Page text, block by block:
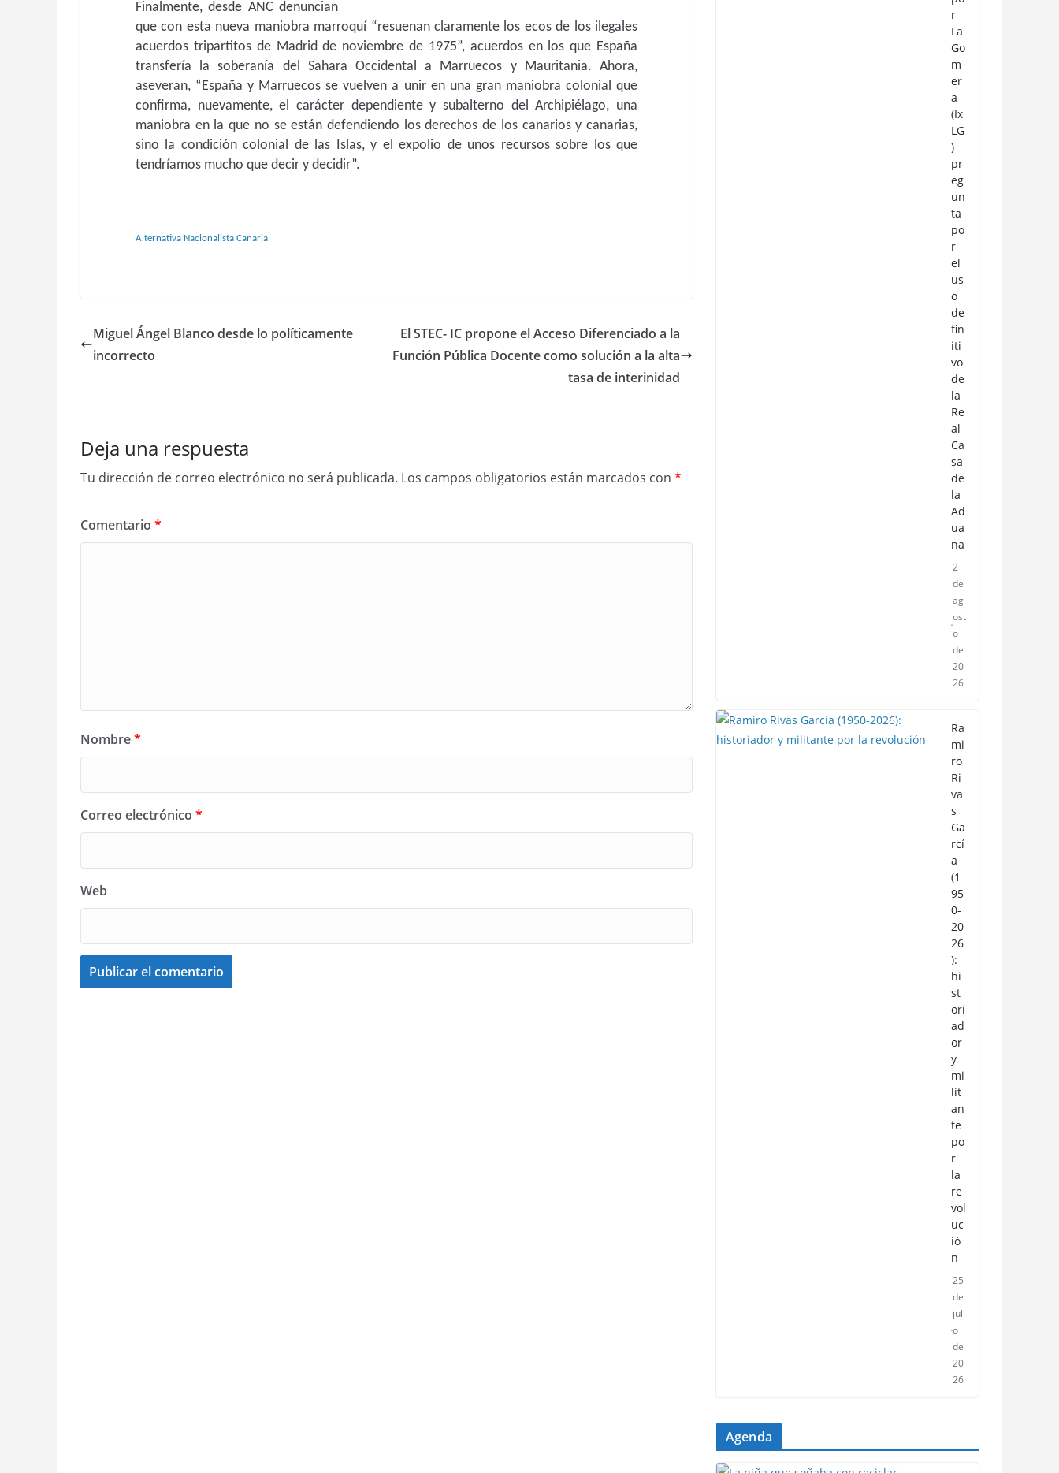
Finalmente, desde ANC denuncian
que con esta nueva maniobra marroquí “resuenan claramente los ecos de los ilegales
acuerdos tripartitos de Madrid de noviembre de 1975”, acuerdos en los que España
transfería la soberanía del Sahara Occidental a Marruecos y Mauritania. Ahora,
aseveran, “España y Marruecos se vuelven a unir en una gran maniobra colonial que
confirma, nuevamente, el carácter dependiente y subalterno del Archipiélago, una
maniobra en la que no se están defendiendo los derechos de los canarios y canarias,
sino la condición colonial de las Islas, y el expolio de unos recursos sobre los que
tendríamos mucho que decir y decidir”.
Alternativa Nacionalista Canaria
Miguel Ángel Blanco desde lo políticamente
incorrecto
El STEC- IC propone el Acceso Diferenciado a la
Función Pública Docente como solución a la alta
tasa de interinidad
Deja una respuesta
Tu dirección de correo electrónico no será publicada. Los campos obligatorios están marcados con *
Comentario *
Nombre*
Correo electrónico *
Web
r
La
Go
m
er
a
(Ix
LG
)
pr
eg
un
ta
po
r
el
us
o
de
fin
iti
vo
de
la
Re
al
Ca
sa
de
la
Ad
ua
na
2
de
ag
ost
o
de
20
26
Ra
mi
ro
Ri
va
s
Ga
rcí
a
(1
95
0-
20
26
):
hi
st
ori
ad
or
y
mi
lit
an
te
po
r
la
re
vol
uc
ió
n
25
de
juli
o
de
20
26
Agenda